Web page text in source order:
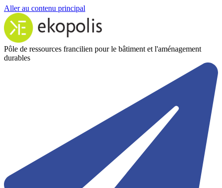
Aller au contenu principal
Pôle de ressources francilien pour le bâtiment et l'aménagement
durables